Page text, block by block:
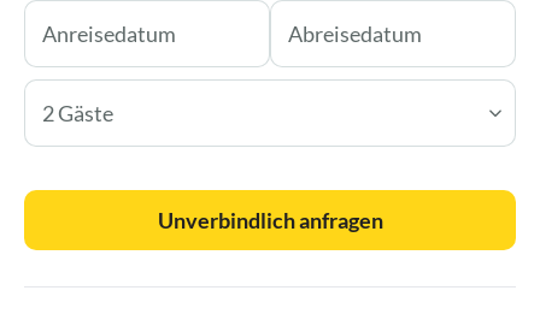
2 Gäste
Unverbindlich anfragen